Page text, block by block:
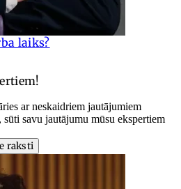
laiks?
ar neskaidriem jautājumiem
savu jautājumu mūsu ekspertiem
raksti